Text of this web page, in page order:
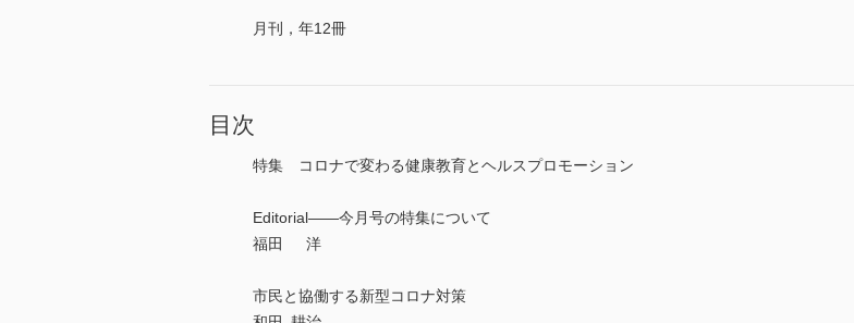
月刊，年12冊
目次
特集 コロナで変わる健康教育とヘルスプロモーション
Editorial――今月号の特集について
福田 洋
市民と協働する新型コロナ対策